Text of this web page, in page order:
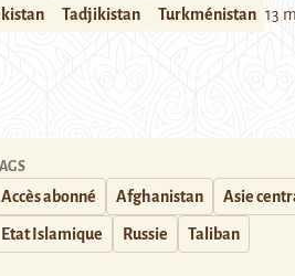
Tadjikistan Turkménistan 13
Accès abonné Afghanistan Asie
Etat Islamique Russie Taliban